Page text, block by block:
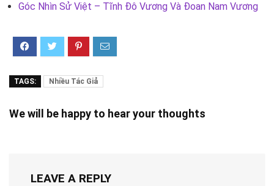
Góc Nhìn Sử Việt – Tĩnh Đô Vương Và Đoan Nam Vương
TAGS: Nhiều Tác Giả
We will be happy to hear your thoughts
LEAVE A REPLY